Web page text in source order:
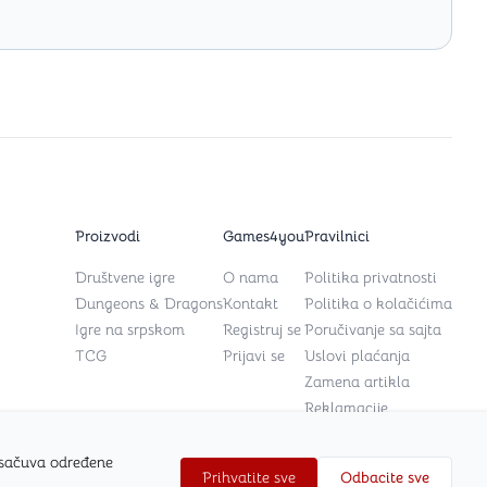
određene
Prihvatite sve Odbacite sve
Proizvodi
Društvene igre
Dungeons & Dragons
Igre na srpskom
TCG
Games4you
O nama
Kontakt
Registruj se
Prijavi se
Pravilnici
Politika privatnosti
Politika o kolačićima
Poručivanje sa sajta
Uslovi plaćanja
Zamena artikla
Reklamacije